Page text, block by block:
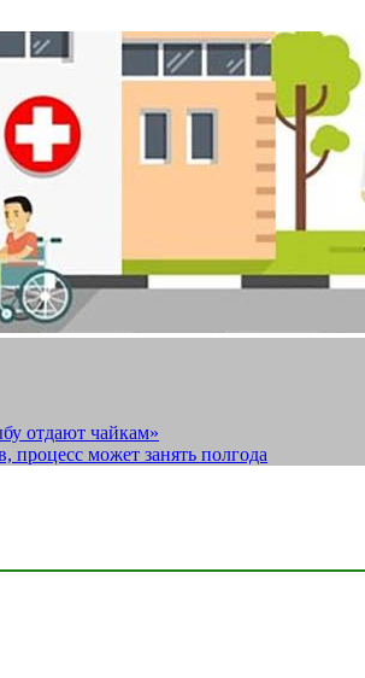
отдают чайкам»
процесс может занять полгода